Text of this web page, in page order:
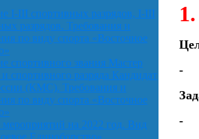
I-III спортивных разрядов, I-III
разрядов. Требования и
по виду спорта «Восточное
звания Мастер
спортивного разряда Кандидат
(КМС). Требования и
по виду спорта «Восточное
на 2022 год. Вид
Единоборство»
-
-